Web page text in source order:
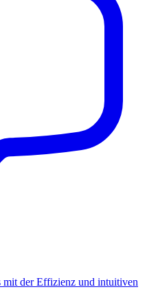
der Effizienz und intuitiven